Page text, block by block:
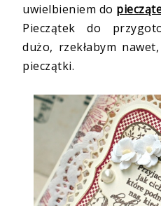
uwielbieniem do
Pieczątek do
dużo, rzekłabym
pieczątki.